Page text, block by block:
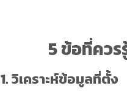
5 ข้อที่คว
1. วิเคราะห์ข้อมูลที่ตั้ง